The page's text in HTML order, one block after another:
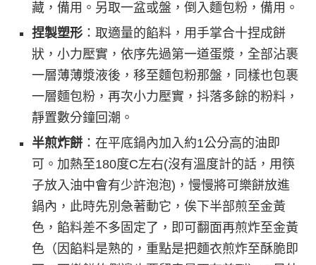
藏，備用。另取一盆或盤，倒入麵包粉，備用。
捏製塑形 ：取適量的餡料，用手掌合十捏成餅
狀，小力壓實，依序先過第一道蛋漿，全部沾裹
一層薄薄漿液後，移至麵包粉那盤，同樣也包裹
一層麵包粉，再次小力壓實，抖落多餘的粉料，
靜置數分鐘回潮。
半煎炸餅 ：在平底鍋內加入約1公分高的油即
可。加熱至180度C左右(沒有溫度計的話，用筷
子放入油中會有少許泡泡)，慢慢將可樂餅放進
鍋內，此時先別急著動它，俟下半部煎至金黃
色，餡料差不多固定了，即可翻面再煎炸至金黃
色（因餡料是熟的，重點是把麵衣煎炸至酥脆即